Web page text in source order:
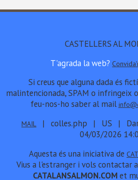
CASTELLERS AL
T'agrada la web?
Si creus que alguna dada és
malintencionada, SPAM o infringeix
feu-nos-ho saber al mail
MAIL
| colles.php | US |
04/03/2026
Aquesta és una iniciativa de
Vius a l'estranger i vols contactar
CATALANSALMON.COMet